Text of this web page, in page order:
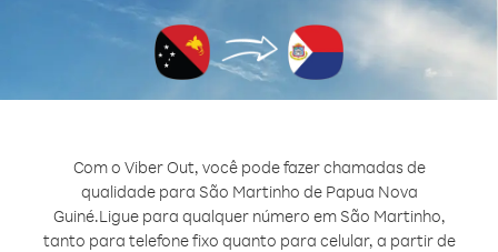
Com o Viber Out, você pode fazer chamadas de
qualidade para São Martinho de Papua Nova
Guiné.Ligue para qualquer número em São Martinho,
tanto para telefone fixo quanto para celular, a partir de